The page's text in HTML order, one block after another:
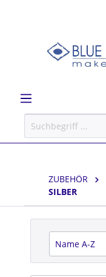
ZUBEHÖR
SILBER